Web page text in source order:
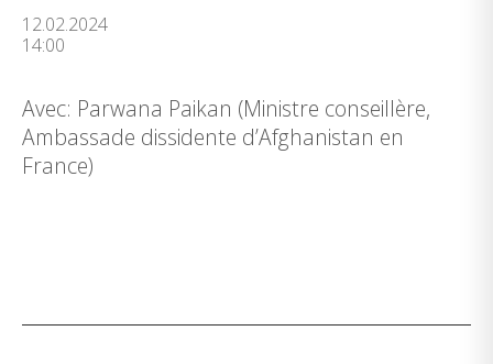
12.02.2024
14:00
Avec: Parwana Paikan (Ministre conseillère,
Ambassade dissidente d’Afghanistan en
France)